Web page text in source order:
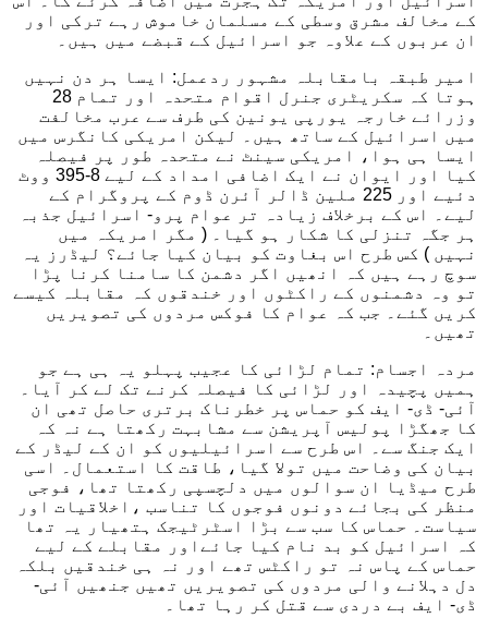
کے مخالف مشرق وسطی کے مسلمان خاموش رہے ترکی اور
ان عربوں کے علاوہ جو اسرائیل کے قبضے میں ہیں۔
امیر طبقہ بامقابلہ مشہور ردعمل: ایسا ہر دن نہیں
ہوتا کہ سکریٹری جنرل اقوام متحدہ اور تمام 28
وزرائے خارجہ یورپی یونین کی طرف سے عرب مخالفت
میں اسرائیل کے ساتھ ہیں۔ لیکن امریکی کانگرس میں
ایسا ہی ہوا، امریکی سینٹ نے متحدہ طور پر فیصلہ
کیا اور ایوان نے ایک اضافی امداد کے لیے 8-395 ووٹ
دئیے اور 225 ملین ڈالر آئرن ڈوم کے پروگرام کے
لیے۔ اس کے برخلاف زیادہ تر عوام پرو- اسرائیل جذبہ
ہر جگہ تنزلی کا شکار ہو گیا۔ ( مگر امریکہ میں
نہیں ) کس طرح اس بغاوت کو بیان کیا جائے؟ لیڈرز یہ
سوچ رہے ہیں کہ انھیں اگر دشمن کا سامنا کرنا پڑا
تو وہ دشمنوں کے راکٹوں اور خندقوں کہ مقابلہ کیسے
کریں گئے۔ جب کہ عوام کا فوکس مردوں کی تصویریں
تھیں۔
مردہ اجسام: تمام لڑائی کا عجیب پہلو یہ ہی ہے جو
ہمیں پچیدہ اور لڑائی کا فیصلہ کرنے تک لے کر آیا۔
آئی- ڈی- ایف کو حماس پر خطرناک برتری حاصل تھی ان
کا جھگڑا پولیس آپریشن سے مشابہت رکھتا ہے نہ کہ
ایک جنگ سے۔ اس طرح سے اسرائیلیوں کو ان کے لیڈر کے
بیان کی وضاحت میں تولا گیا، طاقت کا استعمال۔ اسی
طرح میڈیا ان سوالوں میں دلچسپی رکھتا تھا، فوجی
منظر کی بجائے دونوں فوجوں کا تناسب ،اخلاقیات اور
سیاست۔ حماس کا سب سے بڑا اسٹرٹیجک ہتھیار یہ تھا
کہ اسرائیل کو بد نام کیا جائےاور مقابلے کے لیے
حماس کے پاس نہ تو راکٹس تھے اور نہ ہی خندقیں بلکہ
دل دہلانے والی مردوں کی تصویریں تھیں جنھیں آئی-
ڈی- ایف بے دردی سے قتل کر رہا تھا۔